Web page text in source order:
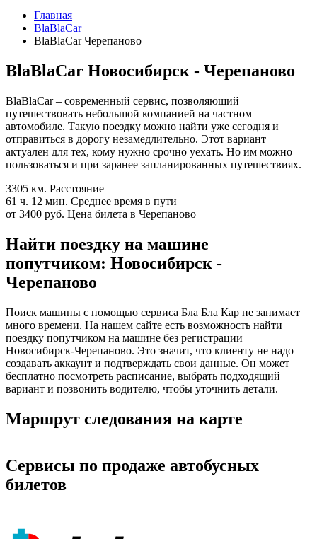
Главная
BlaBlaCar
BlaBlaCar Черепаново
BlaBlaCar Новосибирск - Черепаново
BlaBlaCar – современный сервис, позволяющий
путешествовать небольшой компанией на частном
автомобиле. Такую поездку можно найти уже сегодня и
отправиться в дорогу незамедлительно. Этот вариант
актуален для тех, кому нужно срочно уехать. Но им можно
пользоваться и при заранее запланированных путешествиях.
3305 км. Расстояние
61 ч. 12 мин. Среднее время в пути
от 3400 руб. Цена билета в Черепаново
Найти поездку на машине
попутчиком: Новосибирск -
Черепаново
Поиск машины с помощью сервиса Бла Бла Кар не занимает
много времени. На нашем сайте есть возможность найти
поездку попутчиком на машине без регистрации
Новосибирск-Черепаново. Это значит, что клиенту не надо
создавать аккаунт и подтверждать свои данные. Он может
бесплатно посмотреть расписание, выбрать подходящий
вариант и позвонить водителю, чтобы уточнить детали.
Маршрут следования на карте
Сервисы по продаже автобусных
билетов